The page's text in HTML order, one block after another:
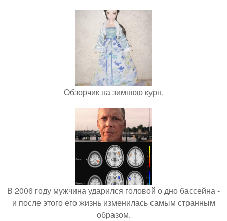
Обзорчик на зимнюю курн.
В 2006 году мужчина ударился головой о дно бассейна -
и после этого его жизнь изменилась самым странным
образом.